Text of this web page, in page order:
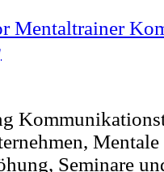
Mentaltrainer
Seminare